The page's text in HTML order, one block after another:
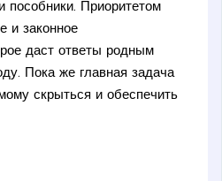
Приоритетом
и законное
даст ответы родным
Пока же главная задача
скрыться и обеспечить